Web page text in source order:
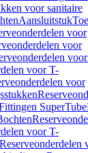
voor sanitaire
Aansluitstuk
voor
voor
voor T-
voor
SuperTube
voor T-
Reserveonderdelen